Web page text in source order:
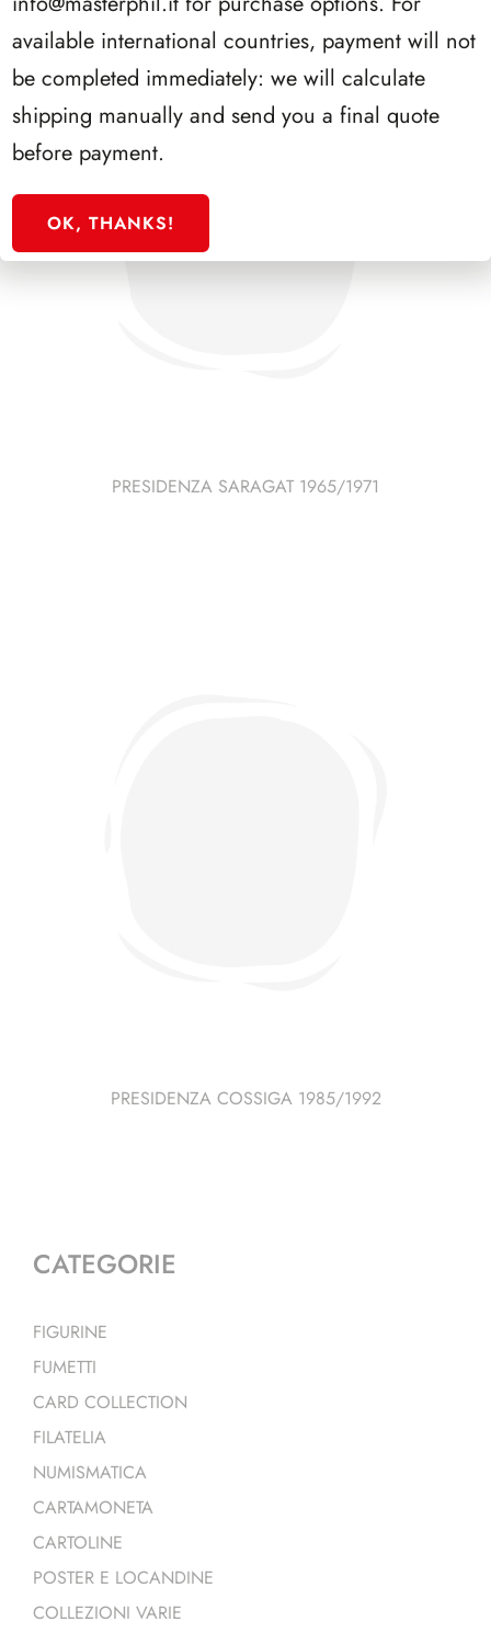
PRESIDENZA SARAGAT 1965/1971
PRESIDENZA COSSIGA 1985/1992
CATEGORIE
FIGURINE
FUMETTI
CARD COLLECTION
FILATELIA
NUMISMATICA
CARTAMONETA
CARTOLINE
POSTER E LOCANDINE
COLLEZIONI VARIE
available international countries, payment will not
be completed immediately: we will calculate
shipping manually and send you a final quote
before payment.
OK, THANKS!